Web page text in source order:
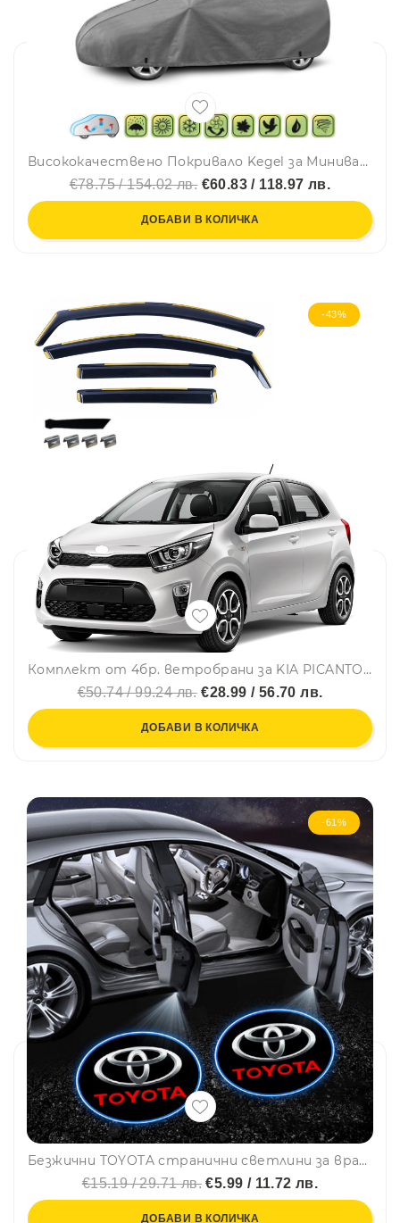
Висококачествено Покривало Kegel за Миниван Mini Van Серия Mobile размер XL 450 - 485см х 146 - 156см
€78.75 / 154.02 лв.€60.83 / 118.97 лв.
ДОБАВИ В КОЛИЧКА
-43%
Комплект от 4бр. ветробрани за KIA PICANTO III 5D 2017 г. +
€50.74 / 99.24 лв.€28.99 / 56.70 лв.
ДОБАВИ В КОЛИЧКА
-61%
Безжични TOYOTA странични светлини за врата на кола, 2 броя, LED лого
€15.19 / 29.71 лв. €5.99 / 11.72 лв.
ДОБАВИ В КОЛИЧКА